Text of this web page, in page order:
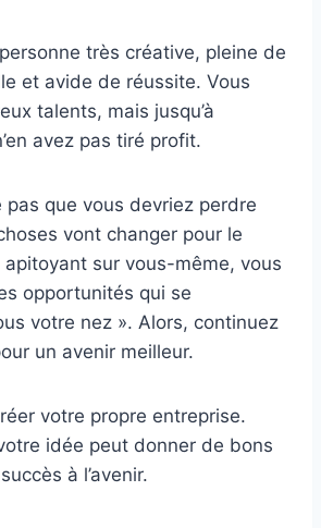
très créative, pleine de
et avide de réussite. Vous
talents, mais jusqu’à
avez pas tiré profit.
pas que vous devriez perdre
vont changer pour le
apitoyant sur vous-même, vous
opportunités qui se
votre nez ». Alors, continuez
un avenir meilleur.
votre propre entreprise.
idée peut donner de bons
à l’avenir.